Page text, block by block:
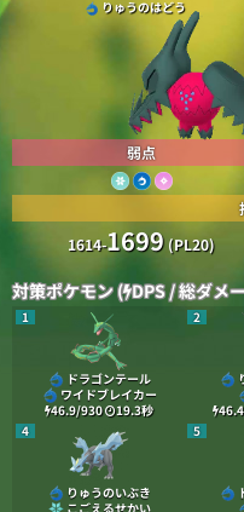
りゅうのはどう
弱点
1614-1699 (PL20)
対策ポケモン ( DPS / 総ダメ
1
ドラゴンテール
ワイドブレイカー
46.9/930
19.3秒
2
4
りゅうのいぶき
こごえるせかい
5